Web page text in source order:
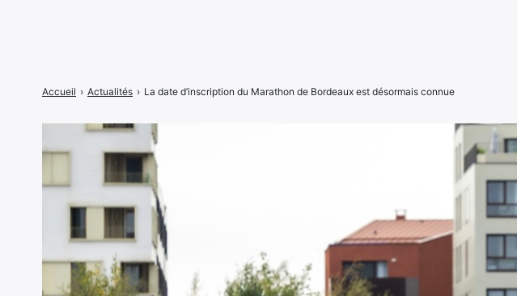
Accueil › Actualités › La date d’inscription du Marathon de Bordeaux est désormais connue